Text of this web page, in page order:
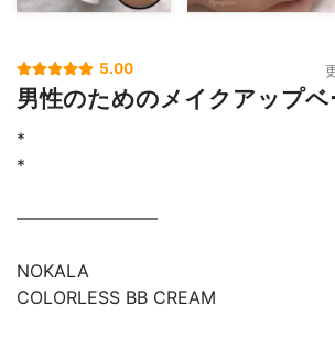
5.00
男性のためのメイクアップベ
*
*
————————
NOKALA
COLORLESS BB CREAM